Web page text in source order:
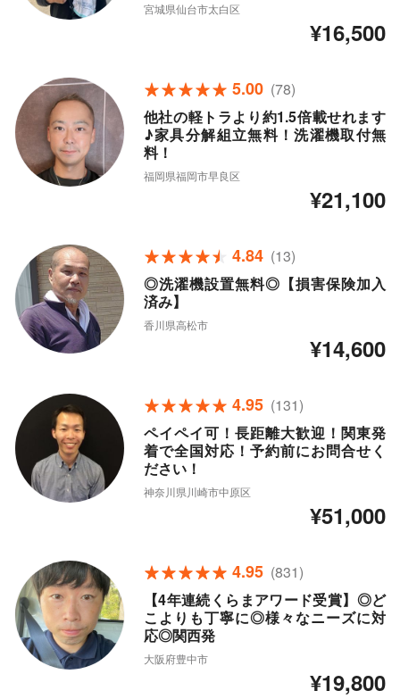
宮城県仙台市太白区
¥16,500
5.00 (78)
他社の軽トラより約1.5倍載せれます
♪家具分解組立無料！洗濯機取付無
料！
福岡県福岡市早良区
¥21,100
4.84 (13)
◎洗濯機設置無料◎【損害保険加入
済み】
香川県高松市
¥14,600
4.95 (131)
ペイペイ可！長距離大歓迎！関東発
着で全国対応！予約前にお問合せく
ださい！
神奈川県川崎市中原区
¥51,000
4.95 (831)
【4年連続くらまアワード受賞】◎ど
こよりも丁寧に◎様々なニーズに対
応◎関西発
大阪府豊中市
¥19,800